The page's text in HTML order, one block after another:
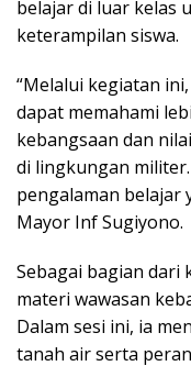
belajar di luar kelas
keterampilan siswa.
“Melalui kegiatan
dapat memahami
kebangsaan dan
di lingkungan
pengalaman belajar
Mayor Inf Sugiyono.
Sebagai bagian dari
materi wawasan
Dalam sesi ini, ia
tanah air serta